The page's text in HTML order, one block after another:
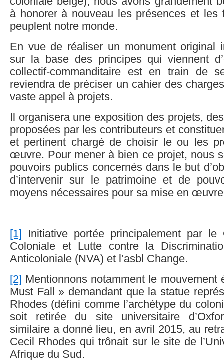
à honorer à nouveau les présences et les
peuplent notre monde.
En vue de réaliser un monument original
sur la base des principes qui viennent
collectif-commanditaire est en train de
reviendra de préciser un cahier des
vaste appel à projets.
Il organisera une exposition des projets,
proposées par les contributeurs et
et pertinent chargé de choisir le ou les
œuvre. Pour mener à bien ce projet, nous
pouvoirs publics concernés dans le but
d’intervenir sur le patrimoine et de
moyens nécessaires pour sa mise en
[1]
Initiative portée principalement par le
Coloniale et Lutte contre la
Anticoloniale (NVA) et l’asbl Change.
[2] Mentionnons notamment le mouvement
Must Fall » demandant que la statue
Rhodes (défini comme l’archétype du
soit retirée du site universitaire
similaire a donné lieu, en avril 2015, au
Cecil Rhodes qui trônait sur le site de
Afrique du Sud.